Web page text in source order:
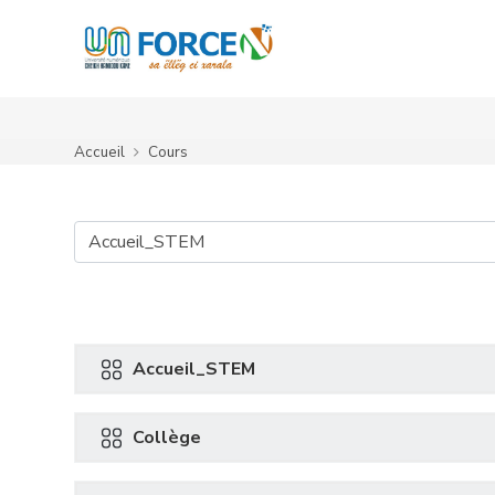
Accueil Cours
de cours
Accueil_STEM
Collège